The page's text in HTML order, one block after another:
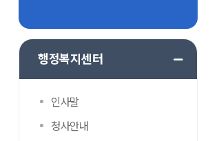
행정복지센터
인사말
청사안내